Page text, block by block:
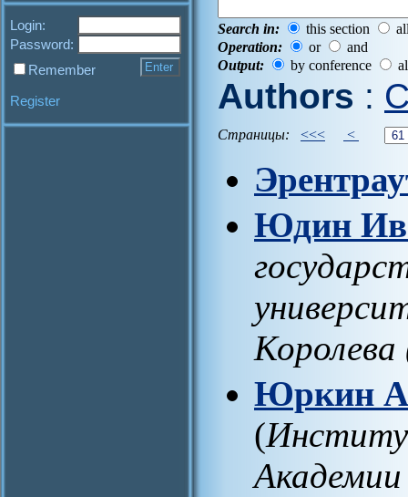
Login:
Password:
Remember
Register
Search in: this section
Operation:
or
and
Output:
by conference
Authors :
Страницы: <<< <
Юдин
Юркин
(